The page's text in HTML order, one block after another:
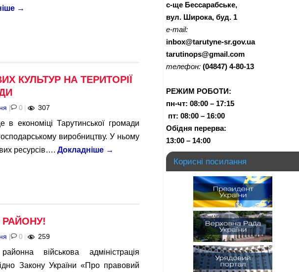
→
КУЛЬТУР НА ТЕРИТОРІЇ
| 0 | 307
в економіці Тарутинської громади
виробництву. У ньому
ресурсів…. Докладніше →
| 0 | 259
військова адміністрація
Закону України «Про правовий
с-ще Бессарабське,
вул. Широка, буд. 1
e-mail:
inbox@tarutyne-sr.gov.ua
tarutinops@gmail.com
телефон: (04847) 4-80-13
РЕЖИМ РОБОТИ:
пн-чт: 08:00 – 17:15
пт: 08:00 – 16:00
Обідня перерва:
13:00 – 14:00
Корисні посилання